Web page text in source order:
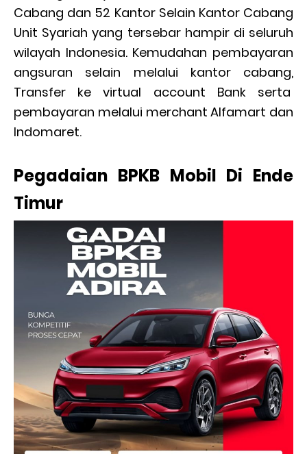
Cabang dan 52 Kantor Selain Kantor Cabang
Unit Syariah yang tersebar hampir di seluruh
wilayah Indonesia. Kemudahan pembayaran
angsuran selain melalui kantor cabang,
Transfer ke virtual account Bank serta
pembayaran melalui merchant Alfamart dan
Indomaret.
Pegadaian BPKB Mobil Di Ende
Timur